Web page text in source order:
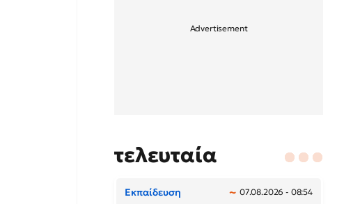
τελευταία
Εκπαίδευση 07.08.2026 - 08:54